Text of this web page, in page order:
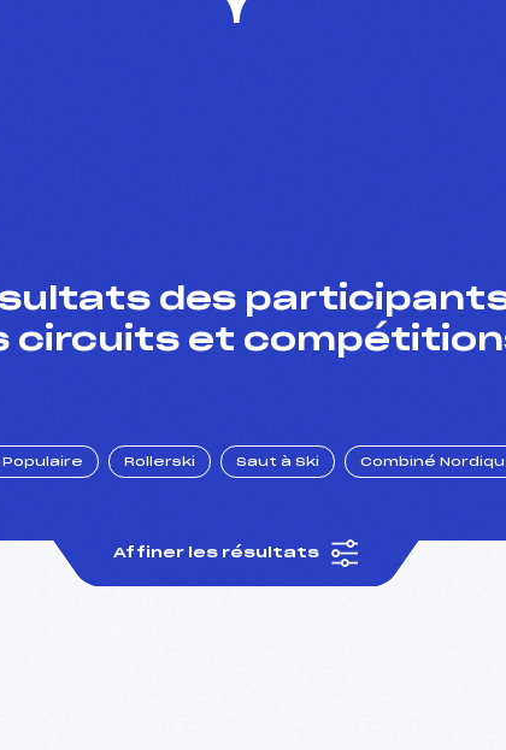
des participants
circuits et
Populaire Rollerski Saut à Ski Combiné
Affiner les résultats